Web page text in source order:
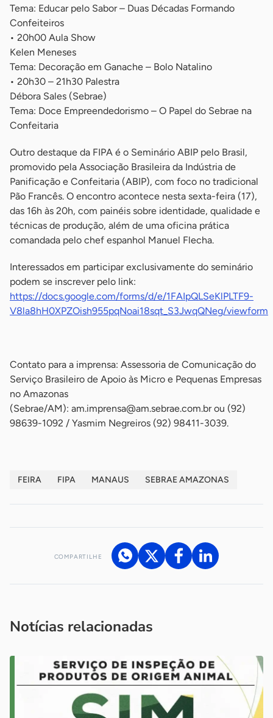
Tema: Educar pelo Sabor – Duas Décadas Formando
Confeiteiros
• 20h00 Aula Show
Kelen Meneses
Tema: Decoração em Ganache – Bolo Natalino
• 20h30 – 21h30 Palestra
Débora Sales (Sebrae)
Tema: Doce Empreendedorismo – O Papel do Sebrae na
Confeitaria
Outro destaque da FIPA é o Seminário ABIP pelo Brasil,
promovido pela Associação Brasileira da Indústria de
Panificação e Confeitaria (ABIP), com foco no tradicional
Pão Francês. O encontro acontece nesta sexta-feira (17),
das 16h às 20h, com painéis sobre identidade, qualidade e
técnicas de produção, além de uma oficina prática
comandada pelo chef espanhol Manuel Flecha.
Interessados em participar exclusivamente do seminário
podem se inscrever pelo link:
https://docs.google.com/forms/d/e/1FAIpQLSeKlPLTF9-
V8la8hH0XPZOish955pqNoai18sqt_S3JwqQNeg/viewform
Contato para a imprensa: Assessoria de Comunicação do
Serviço Brasileiro de Apoio às Micro e Pequenas Empresas
no Amazonas
(Sebrae/AM): am.imprensa@am.sebrae.com.brou (92)
98639-1092 / Yasmim Negreiros (92) 98411-3039.
FEIRA FIPA MANAUS SEBRAE AMAZONAS
COMPARTILHE
Notícias relacionadas